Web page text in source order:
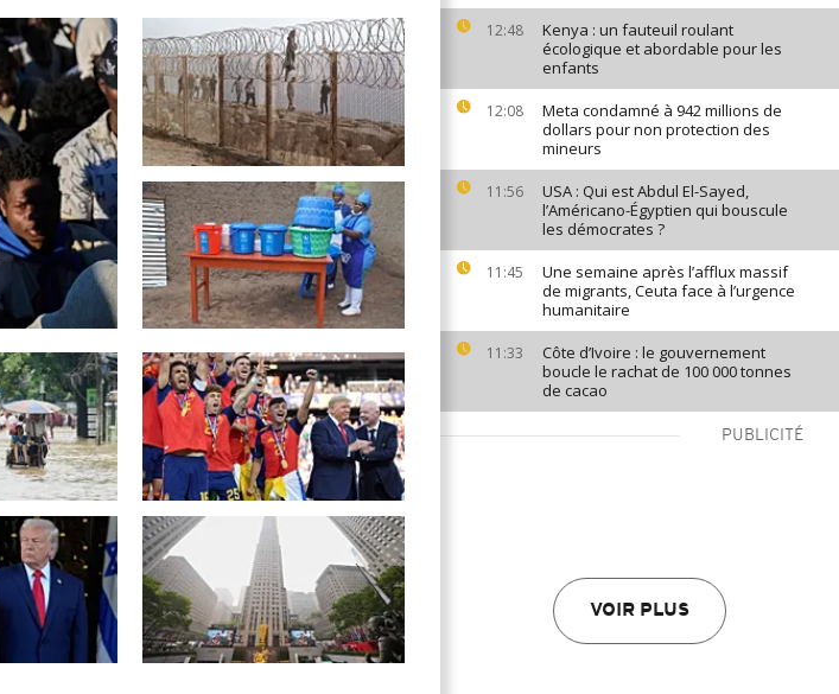
12:48
Kenya : un fauteuil roulant
écologique et abordable pour les
enfants
12:08
Meta condamné à 942 millions de
dollars pour non protection des
mineurs
11:56
USA : Qui est Abdul El-Sayed,
l’Américano-Égyptien qui bouscule
les démocrates ?
11:45
Une semaine après l’afflux massif
de migrants, Ceuta face à l’urgence
humanitaire
11:33
Côte d’Ivoire : le gouvernement
boucle le rachat de 100 000 tonnes
de cacao
PUBLICITÉ
VOIR PLUS